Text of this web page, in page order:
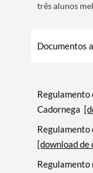
Filtros
três alunos
Documentos
Regulamento
Cadornega
Regulamento
[download de
Regulamento